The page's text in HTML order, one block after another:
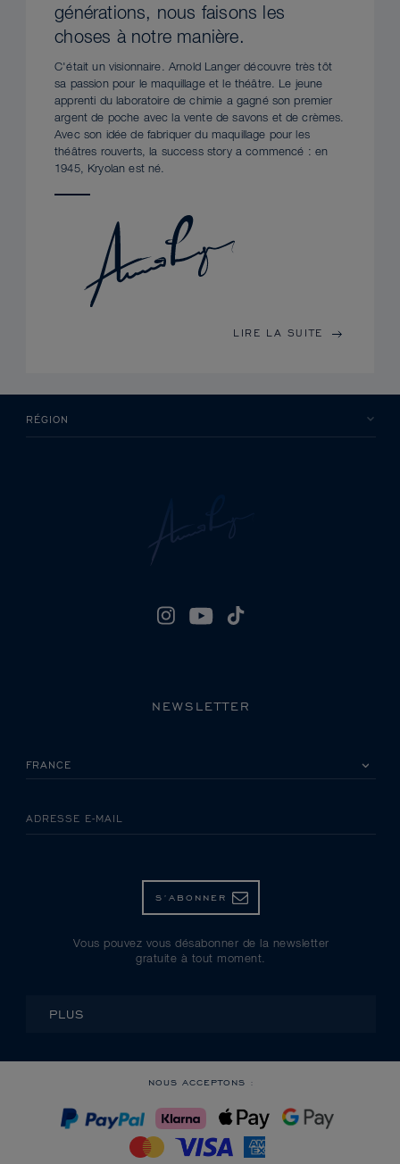
générations, nous faisons les
choses à notre manière.
C'était un visionnaire. Arnold Langer découvre très tôt
sa passion pour le maquillage et le théâtre. Le jeune
apprenti du laboratoire de chimie a gagné son premier
argent de poche avec la vente de savons et de crèmes.
Avec son idée de fabriquer du maquillage pour les
théâtres rouverts, la success story a commencé : en
1945, Kryolan est né.
LIRE LA SUITE
RÉGION
NEWSLETTER
ADRESSE E-MAIL
S’ABONNER
Vous pouvez vous désabonner de la newsletter
gratuite à tout moment.
PLUS
NOUS ACCEPTONS :